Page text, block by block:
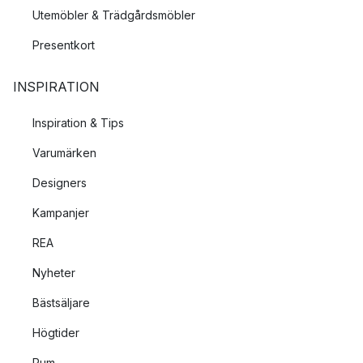
Utemöbler & Trädgårdsmöbler
Presentkort
INSPIRATION
Inspiration & Tips
Varumärken
Designers
Kampanjer
REA
Nyheter
Bästsäljare
Högtider